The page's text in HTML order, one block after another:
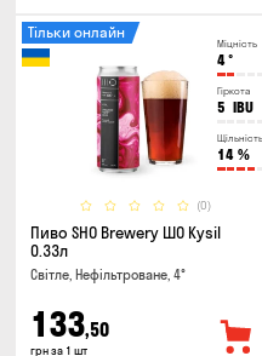
Міцність
4°
Гіркота
5 IBU
Щільність
14 %
(0)
Тільки онлайн
Пиво SHO Brewery ШО Kysil
0.33л
Світле, Нефільтроване, 4°
133,50
грн за 1 шт